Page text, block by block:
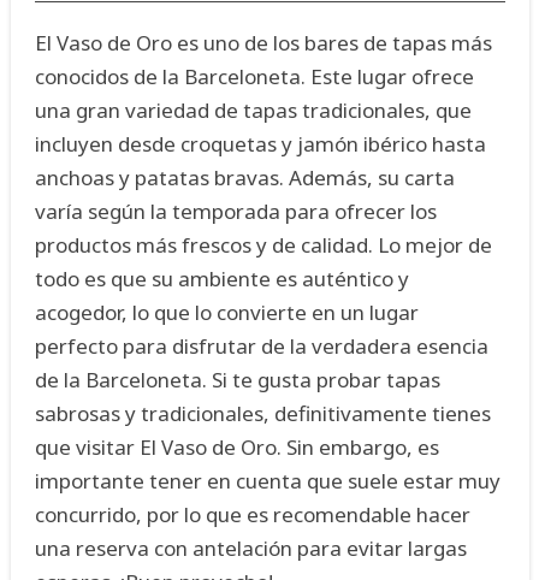
El Vaso de Oro es uno de los bares de tapas más
conocidos de la Barceloneta. Este lugar ofrece
una gran variedad de tapas tradicionales, que
incluyen desde croquetas y jamón ibérico hasta
anchoas y patatas bravas. Además, su carta
varía según la temporada para ofrecer los
productos más frescos y de calidad. Lo mejor de
todo es que su ambiente es auténtico y
acogedor, lo que lo convierte en un lugar
perfecto para disfrutar de la verdadera esencia
de la Barceloneta. Si te gusta probar tapas
sabrosas y tradicionales, definitivamente tienes
que visitar El Vaso de Oro. Sin embargo, es
importante tener en cuenta que suele estar muy
concurrido, por lo que es recomendable hacer
una reserva con antelación para evitar largas